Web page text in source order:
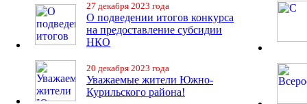
27 декабря 2023 года
О подведении итогов конкурса
на предоставление субсидии
НКО
20 декабря 2023 года
Уважаемые жители Южно-
Курильского района!